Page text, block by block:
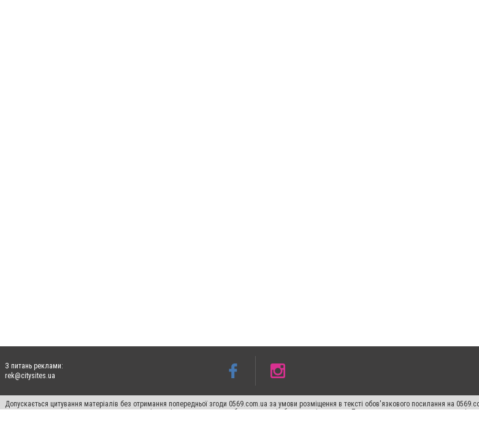
З питань реклами:
rek@citysites.ua
Допускається цитування матеріалів без отримання попередньої згоди 0569.com.ua за умови розміщення в тексті обов'язкового посилання на
пошукових систем гіперпосилання на цитовані статті не нижче другого абзацу в тексті або в якості джерела. Порушення виняткових прав